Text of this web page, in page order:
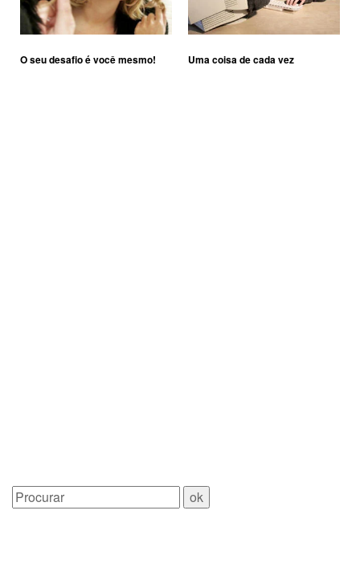
O seu desafio é você mesmo! Uma coisa de cada vez